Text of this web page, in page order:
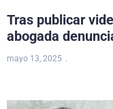
Tras publicar
abogada
mayo 13, 2025